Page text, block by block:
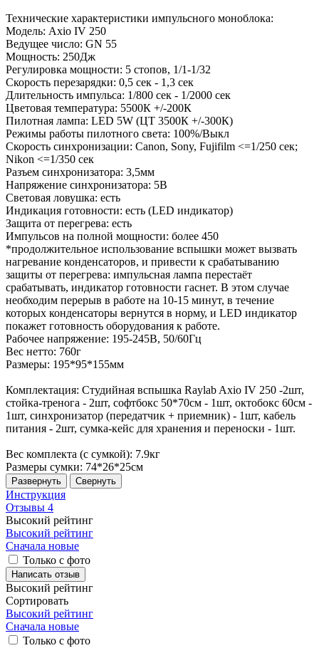
Технические характеристики импульсного моноблока:
Модель: Axio IV 250
Ведущее число: GN 55
Мощность: 250Дж
Регулировка мощности: 5 стопов, 1/1-1/32
Скорость перезарядки: 0,5 сек - 1,3 сек
Длительность импульса: 1/800 сек - 1/2000 сек
Цветовая температура: 5500К +/-200К
Пилотная лампа: LED 5W (ЦТ 3500К +/-300К)
Режимы работы пилотного света: 100%/Выкл
Скорость синхронизации: Canon, Sony, Fujifilm <=1/250 сек;
Nikon <=1/350 сек
Разъем синхронизатора: 3,5мм
Напряжение синхронизатора: 5В
Световая ловушка: есть
Индикация готовности: есть (LED индикатор)
Защита от перегрева: есть
Импульсов на полной мощности: более 450
*продолжительное использование вспышки может вызвать
нагревание конденсаторов, и привести к срабатыванию
защиты от перегрева: импульсная лампа перестаёт
срабатывать, индикатор готовности гаснет. В этом случае
необходим перерыв в работе на 10-15 минут, в течение
которых конденсаторы вернутся в норму, и LED индикатор
покажет готовность оборудования к работе.
Рабочее напряжение: 195-245В, 50/60Гц
Вес нетто: 760г
Размеры: 195*95*155мм
Комплектация: Студийная вспышка Raylab Axio IV 250 -2шт,
стойка-тренога - 2шт, софтбокс 50*70см - 1шт, октобокс 60см -
1шт, синхронизатор (передатчик + приемник) - 1шт, кабель
питания - 2шт, сумка-кейс для хранения и переноски - 1шт.
Вес комплекта (с сумкой): 7.9кг
Размеры сумки: 74*26*25см
Развернуть Свернуть
Инструкция
Отзывы 4
Высокий рейтинг
Высокий рейтинг
Сначала новые
Только с фото
Написать отзыв
Высокий рейтинг
Сортировать
Высокий рейтинг
Сначала новые
Только с фото